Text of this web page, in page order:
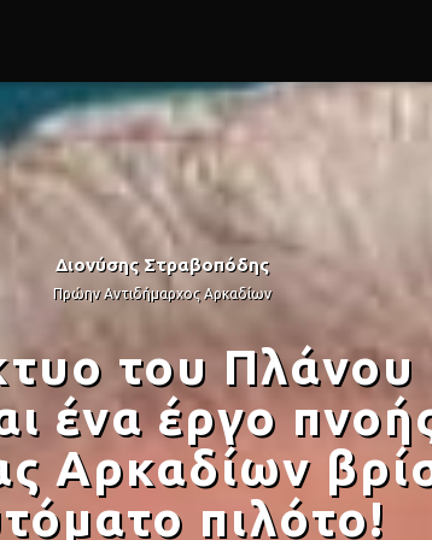
Διονύσης Στραβοπόδης
Πρώην Αντιδήμαρχος Αρκαδίων
του
ένα έργο
Αρκαδίων
πιλότο!